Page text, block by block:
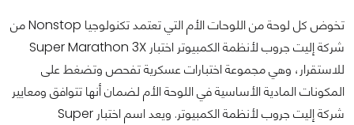
تخوض كل لوحة من اللوحات الأم التي تعتمد تكنولوجيا Nonstop من
شركة إليت جروب لأنظمة الكمبيوتر اختبار Super Marathon 3X
للاستقرار، وهي مجموعة اختبارات عسكرية تفحص وتضغط على
المكونات المادية الأساسية في اللوحة الأم لضمان أنها تتوافق ومعايير
شركة إليت جروب لأنظمة الكمبيوتر. ويعد اسم اختبار Super